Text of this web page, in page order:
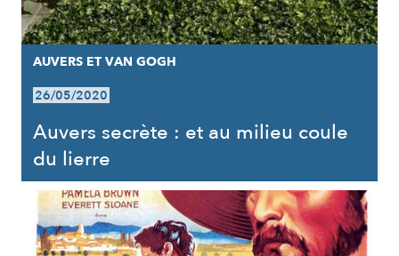
AUVERS ET VAN GOGH
26/05/2020
Auvers secrète : et au milieu coule
du lierre